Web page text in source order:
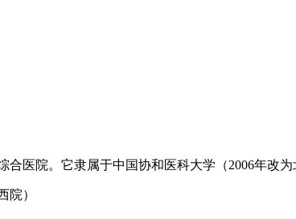
医院。它隶属于中国协和医科大学（2006年改
院）